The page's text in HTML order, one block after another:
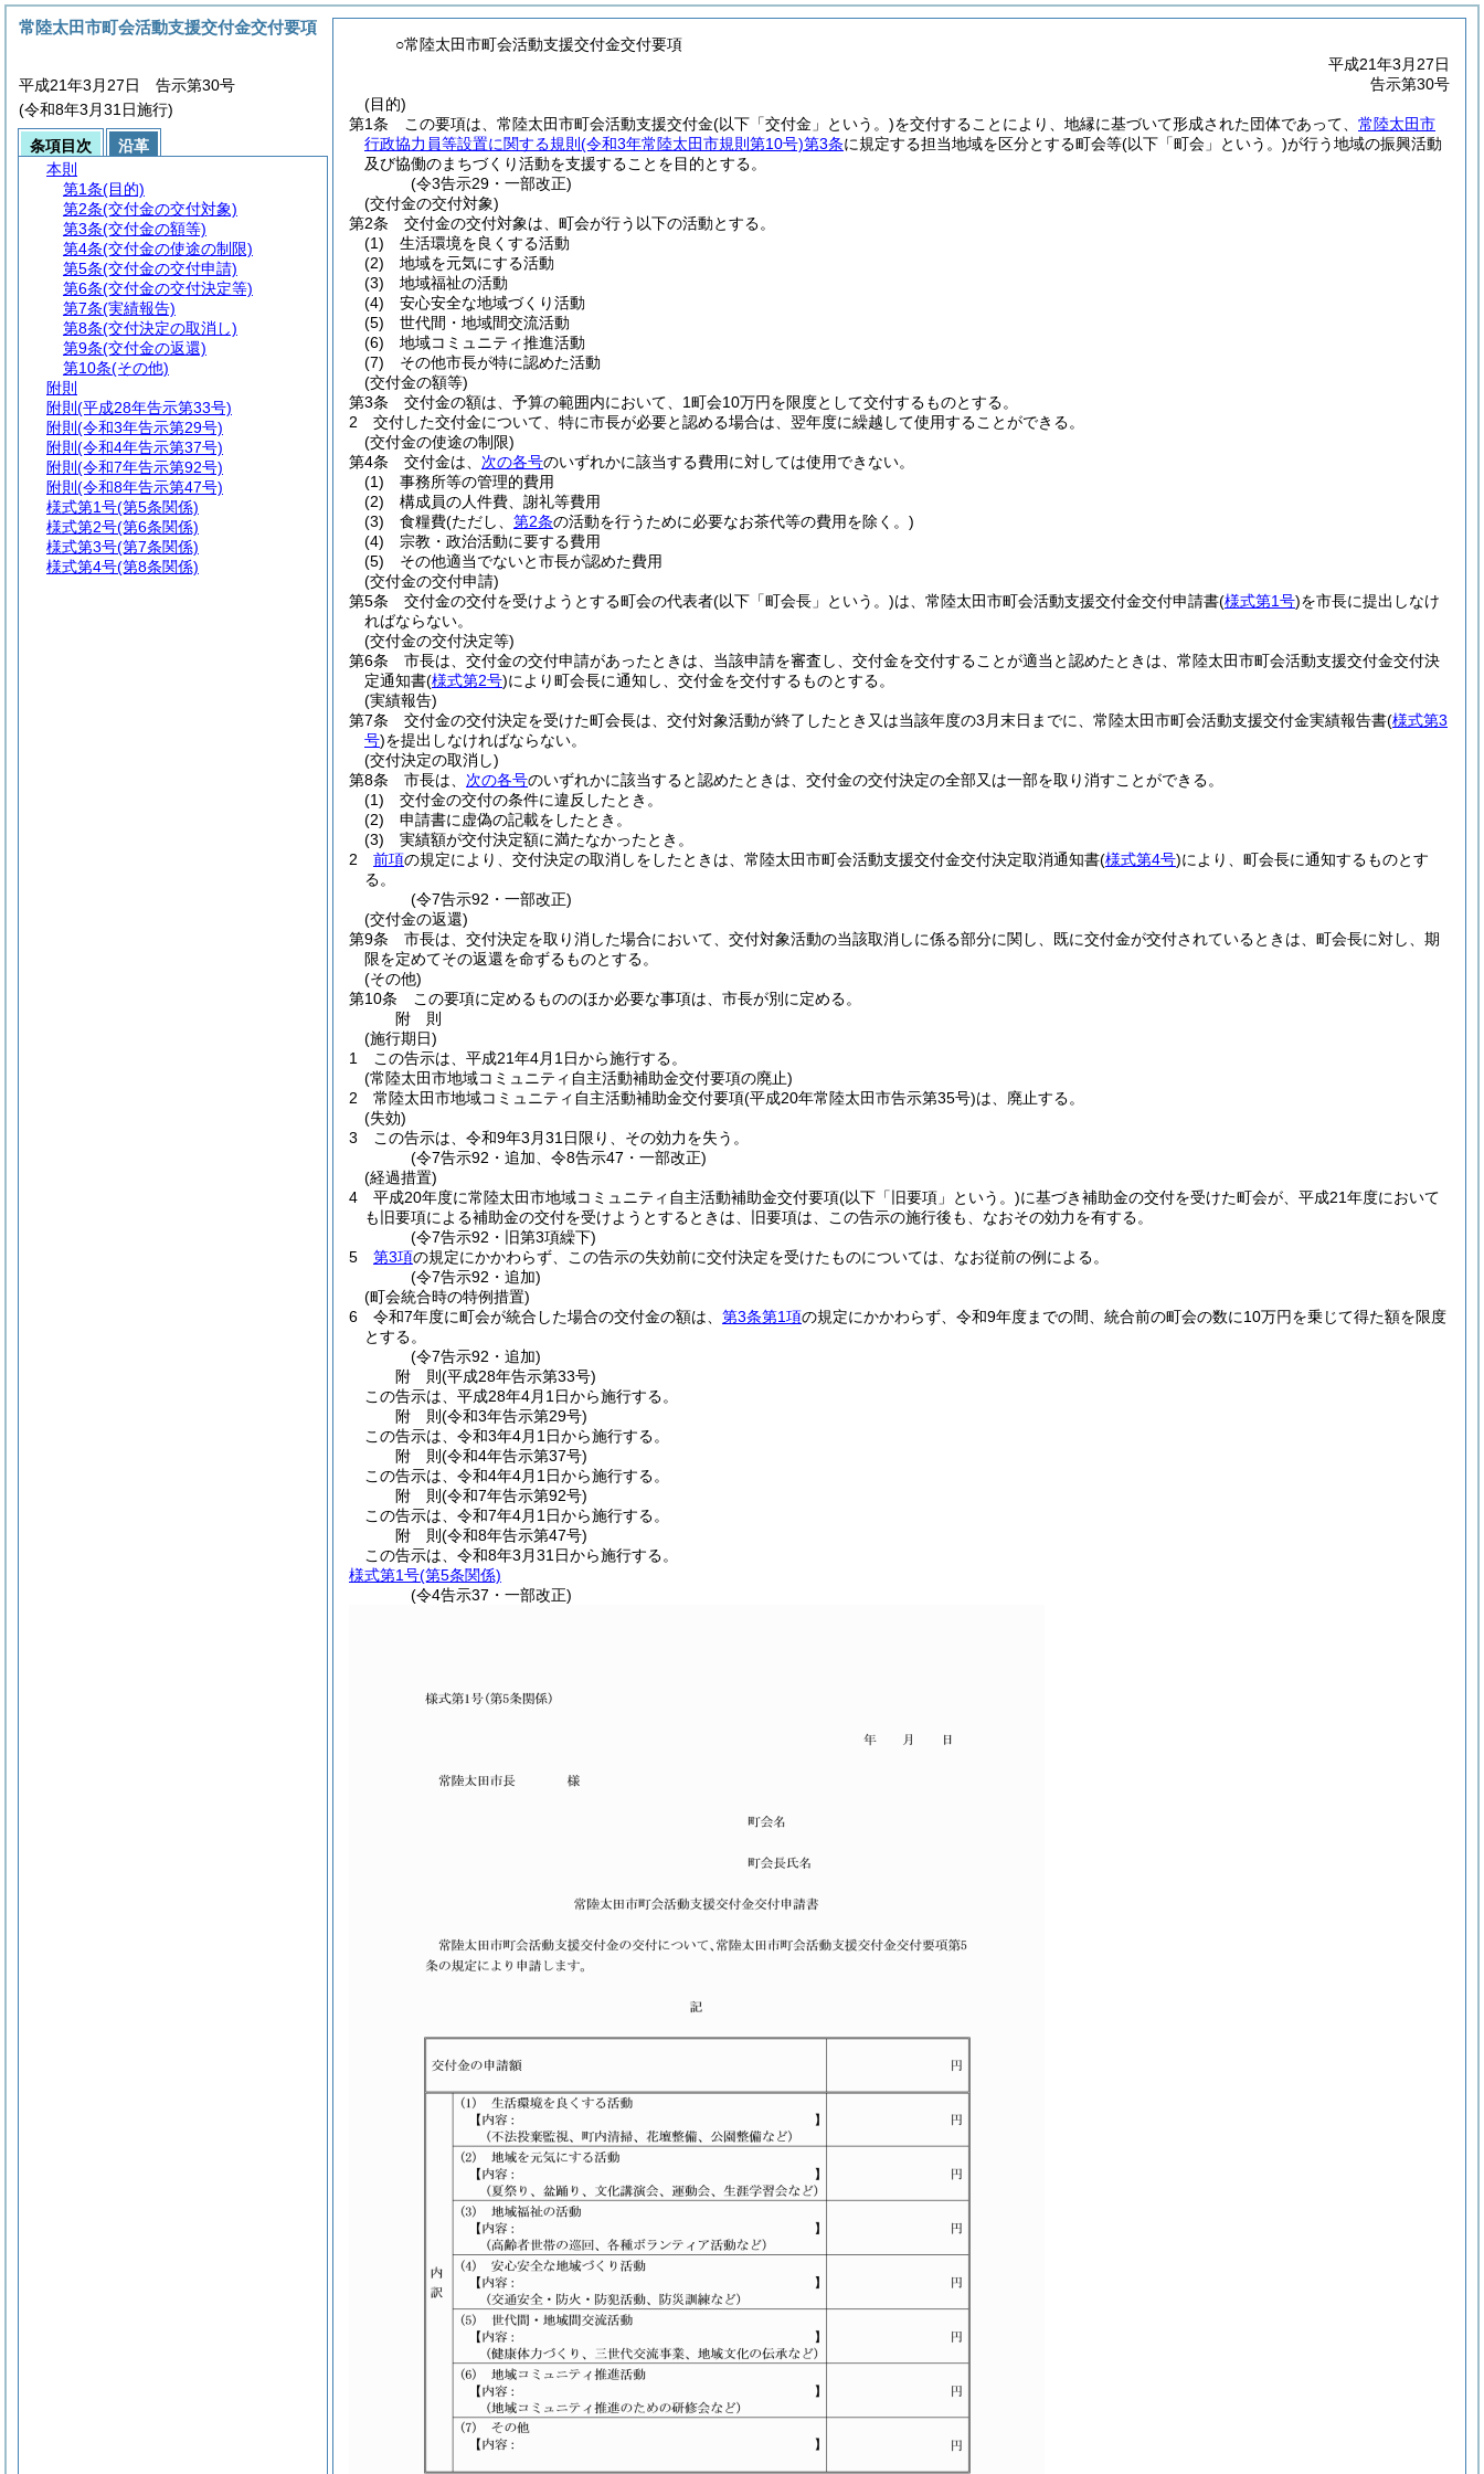
○常陸太田市町会活動支援交付金交付要項
平成21年3月27日
告示第30号
(目的)
第1条
この要項は、常陸太田市町会活動支援交付金(以下「交付金」という。)を交付することにより、地縁に基づいて形成された団体であって、 常陸太田市
行政協力員等設置に関する規則 (令和3年常陸太田市規則第10号)第3条に規定する担当地域を区分とする町会等(以下「町会」という。)が行う地域の振興活動
及び協働のまちづくり活動を支援することを目的とする。
(令3告示29・一部改正)
(交付金の交付対象)
第2条
交付金の交付対象は、町会が行う以下の活動とする。
(1)
生活環境を良くする活動
(2)
地域を元気にする活動
(3)
地域福祉の活動
(4)
安心安全な地域づくり活動
(5)
世代間・地域間交流活動
(6)
地域コミュニティ推進活動
(7)
その他市長が特に認めた活動
(交付金の額等)
第3条
交付金の額は、予算の範囲内において、1町会10万円を限度として交付するものとする。
2
交付した交付金について、特に市長が必要と認める場合は、翌年度に繰越して使用することができる。
(交付金の使途の制限)
第4条
交付金は、 次の各号のいずれかに該当する費用に対しては使用できない。
(1)
事務所等の管理的費用
(2)
構成員の人件費、謝礼等費用
(3)
食糧費(ただし、 第2条の活動を行うために必要なお茶代等の費用を除く。)
(4)
宗教・政治活動に要する費用
(5)
その他適当でないと市長が認めた費用
(交付金の交付申請)
第5条
交付金の交付を受けようとする町会の代表者(以下「町会長」という。)は、常陸太田市町会活動支援交付金交付申請書(様式第1号)を市長に提出しなけ
ればならない。
(交付金の交付決定等)
第6条
市長は、交付金の交付申請があったときは、当該申請を審査し、交付金を交付することが適当と認めたときは、常陸太田市町会活動支援交付金交付決
定通知書(様式第2号)により町会長に通知し、交付金を交付するものとする。
(実績報告)
第7条
交付金の交付決定を受けた町会長は、交付対象活動が終了したとき又は当該年度の3月末日までに、常陸太田市町会活動支援交付金実績報告書(様式第3
号)を提出しなければならない。
(交付決定の取消し)
第8条
市長は、 次の各号のいずれかに該当すると認めたときは、交付金の交付決定の全部又は一部を取り消すことができる。
(1)
交付金の交付の条件に違反したとき。
(2)
申請書に虚偽の記載をしたとき。
(3)
実績額が交付決定額に満たなかったとき。
2
前項の規定により、交付決定の取消しをしたときは、常陸太田市町会活動支援交付金交付決定取消通知書(様式第4号)により、町会長に通知するものとす
る。
(令7告示92・一部改正)
(交付金の返還)
第9条
市長は、交付決定を取り消した場合において、交付対象活動の当該取消しに係る部分に関し、既に交付金が交付されているときは、町会長に対し、期
限を定めてその返還を命ずるものとする。
(その他)
第10条
この要項に定めるもののほか必要な事項は、市長が別に定める。
附 則
(施行期日)
1
この告示は、平成21年4月1日から施行する。
(常陸太田市地域コミュニティ自主活動補助金交付要項の廃止)
2
常陸太田市地域コミュニティ自主活動補助金交付要項(平成20年常陸太田市告示第35号)は、廃止する。
(失効)
3
この告示は、令和9年3月31日限り、その効力を失う。
(令7告示92・追加、令8告示47・一部改正)
(経過措置)
4
平成20年度に常陸太田市地域コミュニティ自主活動補助金交付要項(以下「旧要項」という。)に基づき補助金の交付を受けた町会が、平成21年度において
も旧要項による補助金の交付を受けようとするときは、旧要項は、この告示の施行後も、なおその効力を有する。
(令7告示92・旧第3項繰下)
5
第3項の規定にかかわらず、この告示の失効前に交付決定を受けたものについては、なお従前の例による。
(令7告示92・追加)
(町会統合時の特例措置)
6
令和7年度に町会が統合した場合の交付金の額は、 第3条第1項の規定にかかわらず、令和9年度までの間、統合前の町会の数に10万円を乗じて得た額を限度
とする。
(令7告示92・追加)
附 則(平成28年告示第33号)
この告示は、平成28年4月1日から施行する。
附 則(令和3年告示第29号)
この告示は、令和3年4月1日から施行する。
附 則(令和4年告示第37号)
この告示は、令和4年4月1日から施行する。
附 則(令和7年告示第92号)
この告示は、令和7年4月1日から施行する。
附 則(令和8年告示第47号)
この告示は、令和8年3月31日から施行する。
様式第1号(第5条関係)
(令4告示37・一部改正)
常陸太田市町会活動支援交付金交付要項
平成21年3月27日 告示第30号
(令和8年3月31日施行)
条項目次
沿革
本則
第1条(目的)
第2条(交付金の交付対象)
第3条(交付金の額等)
第4条(交付金の使途の制限)
第5条(交付金の交付申請)
第6条(交付金の交付決定等)
第7条(実績報告)
第8条(交付決定の取消し)
第9条(交付金の返還)
第10条(その他)
附則
附則 (平成28年告示第33号)
附則 (令和3年告示第29号)
附則 (令和4年告示第37号)
附則 (令和7年告示第92号)
附則 (令和8年告示第47号)
様式第1号(第5条関係)
様式第2号(第6条関係)
様式第3号(第7条関係)
様式第4号(第8条関係)